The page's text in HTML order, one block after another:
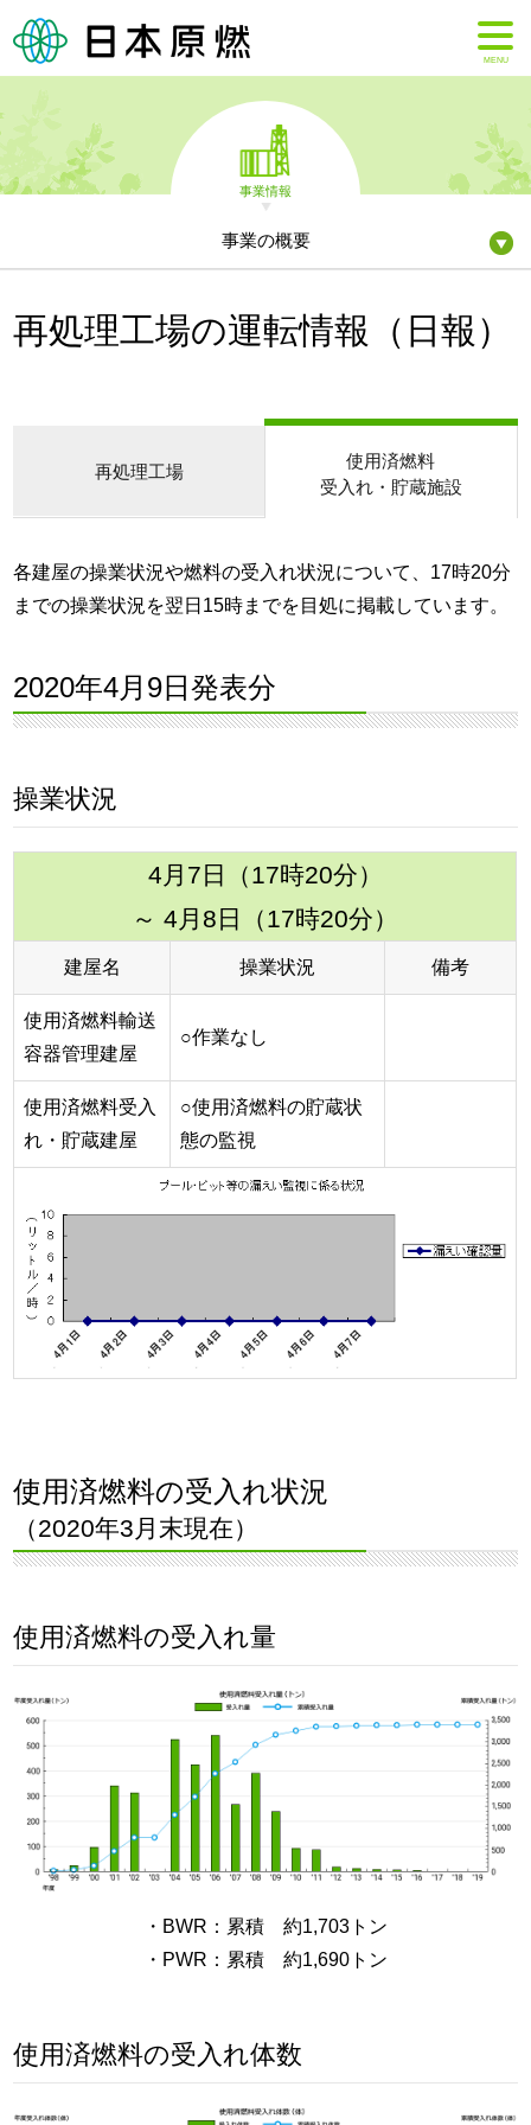
MENU
事業情報
事業の概要
再処理工場の運転情報（日報）
再処理工場
使用済燃料
受入れ・貯蔵施設
各建屋の操業状況や燃料の受入れ状況について、17時20分
までの操業状況を翌日15時までを目処に掲載しています。
2020年4月9日発表分
操業状況
4月7日（17時20分）
～ 4月8日（17時20分）
建屋名 操業状況 備考
使用済燃料輸送
容器管理建屋
○作業なし
使用済燃料受入
れ・貯蔵建屋
○使用済燃料の貯蔵状
態の監視
使用済燃料の受入れ状況
（2020年3月末現在）
使用済燃料の受入れ量
・BWR：累積 約1,703トン
・PWR：累積 約1,690トン
使用済燃料の受入れ体数